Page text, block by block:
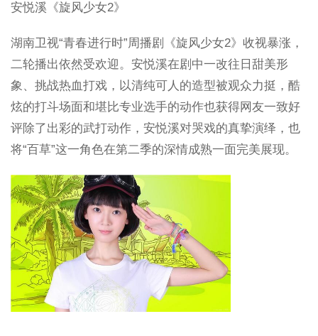
安悦溪《旋风少女2》
湖南卫视“青春进行时”周播剧《旋风少女2》收视暴涨，
二轮播出依然受欢迎。安悦溪在剧中一改往日甜美形
象、挑战热血打戏，以清纯可人的造型被观众力挺，酷
炫的打斗场面和堪比专业选手的动作也获得网友一致好
评除了出彩的武打动作，安悦溪对哭戏的真挚演绎，也
将“百草”这一角色在第二季的深情成熟一面完美展现。